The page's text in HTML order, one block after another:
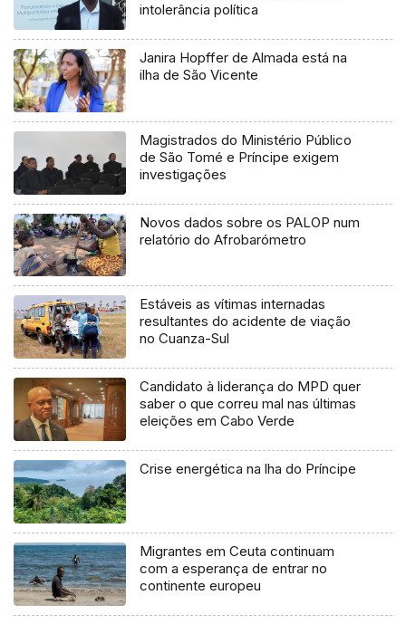
intolerância política
Janira Hopffer de Almada está na
ilha de São Vicente
Magistrados do Ministério Público
de São Tomé e Príncipe exigem
investigações
Novos dados sobre os PALOP num
relatório do Afrobarómetro
Estáveis as vítimas internadas
resultantes do acidente de viação
no Cuanza-Sul
Candidato à liderança do MPD quer
saber o que correu mal nas últimas
eleições em Cabo Verde
Crise energética na lha do Príncipe
Migrantes em Ceuta continuam
com a esperança de entrar no
continente europeu